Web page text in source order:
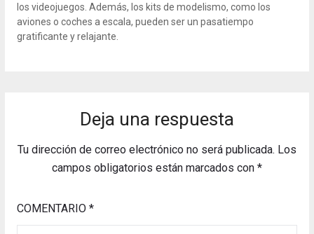
los videojuegos. Además, los kits de modelismo, como los
aviones o coches a escala, pueden ser un pasatiempo
gratificante y relajante.
Deja una respuesta
Tu dirección de correo electrónico no será publicada. Los
campos obligatorios están marcados con *
COMENTARIO*